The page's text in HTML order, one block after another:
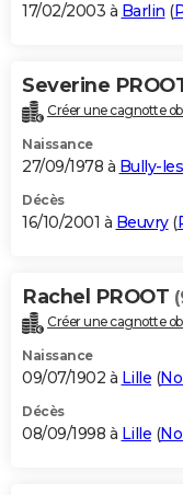
17/02/2003 à Barlin (
Severine
Créer une cagnotte
Naissance
27/09/1978 à Bully-
Décès
16/10/2001 à Beuvry(
Rachel PROOT
Créer une cagnotte
Naissance
09/07/1902 à Lille (
Décès
08/09/1998 à Lille (